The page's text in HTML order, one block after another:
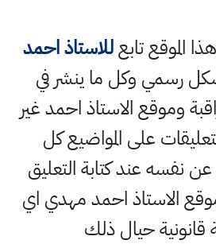
هذا الموقع تابعللاستاذ احمد
رسمي وكل ما ينشر في
وموقع الاستاذ احمد غير
على المواضيع كل
عند كتابة التعليق
الاستاذ احمد مهدي اي
قانونية حيال ذلك